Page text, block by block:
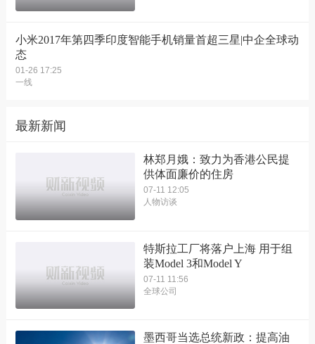
小米2017年第四季印度智能手机销量首超三星|中企全球动
态
01-26 17:25
一线
最新新闻
林郑月娥：致力为香港公民提
供体面廉价的住房
07-11 12:05
人物访谈
特斯拉工厂将落户上海 用于组
装Model 3和Model Y
07-11 11:56
全球公司
墨西哥当选总统新政：提高油